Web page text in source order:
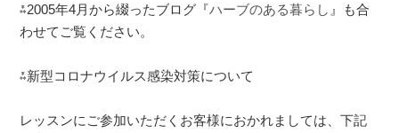
⁂2005年4月から綴ったブログ『ハーブのある暮らし 』も合
わせてご覧ください。
⁂新型コロナウイルス感染対策について
レッスンにご参加いただくお客様におかれましては、下記